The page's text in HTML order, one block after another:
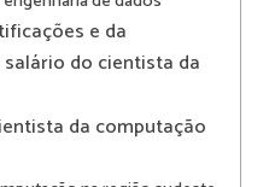
e da
do cientista da
da computação